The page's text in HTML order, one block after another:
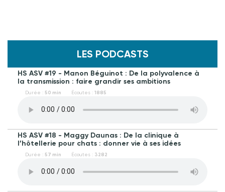
LES PODCASTS
HS ASV #19 - Manon Béguinot : De la polyvalence à
la transmission : faire grandir ses ambitions
Durée : 50 min Écoutes : 1885
HS ASV #18 - Maggy Daunas : De la clinique à
l’hôtellerie pour chats : donner vie à ses idées
Durée : 57 min Écoutes : 3282